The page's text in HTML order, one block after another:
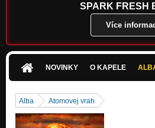
SPARK FRESH
Více
NOVINKY O KAPELE
Alba Atomovej vrah